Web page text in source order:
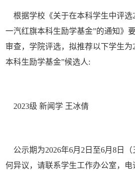
根据学校《关于在本科学生中评选
一汽红旗本科生励学基金”的通知》
审查，学院评选，拟推荐以下学生为
本科生励学基金”候选人:
2023级 新闻学 王冰倩
公示期为2026年6月2日至6月8日
何异议，请联系学生工作办公室，电